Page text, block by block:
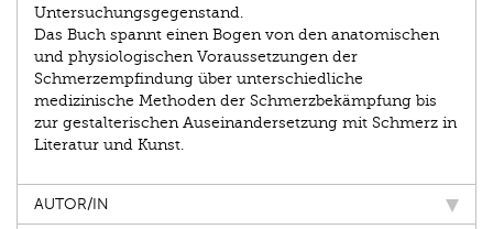
Untersuchungsgegenstand.
Das Buch spannt einen Bogen von den anatomischen
und physiologischen Voraussetzungen der
Schmerzempfindung über unterschiedliche
medizinische Methoden der Schmerzbekämpfung bis
zur gestalterischen Auseinandersetzung mit Schmerz in
Literatur und Kunst.
AUTOR/IN